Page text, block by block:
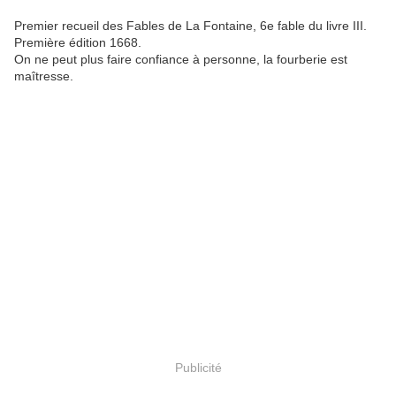
Premier recueil des Fables de La Fontaine, 6e fable du livre III.
Première édition 1668.
On ne peut plus faire confiance à personne, la fourberie est
maîtresse.
Publicité